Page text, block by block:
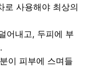
로 사용해야 최상의
어내고, 두피에 부
이 피부에 스며들